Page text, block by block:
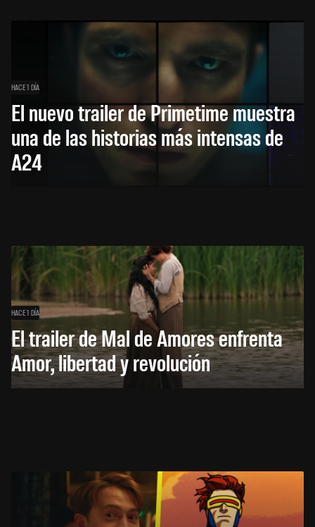
HACE 1 DÍA
El nuevo trailer de Primetime muestra
una de las historias más intensas de
A24
HACE 1 DÍA
El trailer de Mal de Amores enfrenta
Amor, libertad y revolución